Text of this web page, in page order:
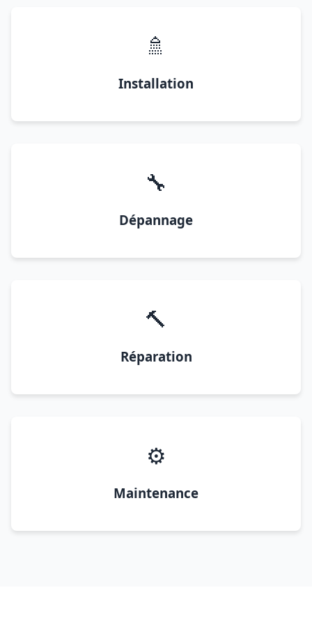
🚿
Installation
🔧
Dépannage
🔨
Réparation
⚙️
Maintenance